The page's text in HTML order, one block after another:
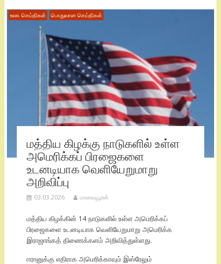
உலக செய்திகள் பொதுவான செய்திகள்
மத்திய கிழக்கு நாடுகளில் உள்ள
அமெரிக்கப் பிரஜைகளை
உடனடியாக வெளியேறுமாறு
அறிவிப்பு
03.03.2026 மாவையூரன்
மத்திய கிழக்கின் 14 நாடுகளில் உள்ள அமெரிக்கப்
பிரஜைகளை உடனடியாக வெளியேறுமாறு அமெரிக்க
இராஜாங்கத் திணைக்களம் அறிவித்துள்ளது.
ஈரானுக்கு எதிராக அமெரிக்காவும் இஸ்ரேலும்